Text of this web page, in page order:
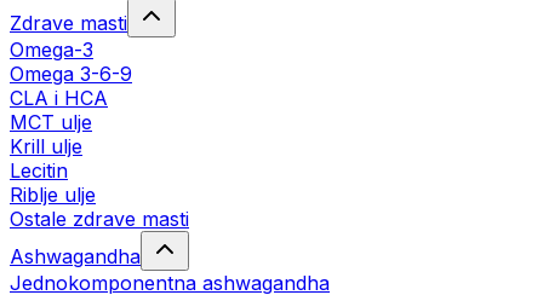
Zdrave masti
Omega-3
Omega 3-6-9
CLA i HCA
MCT ulje
Krill ulje
Lecitin
Riblje ulje
Ostale zdrave masti
Ashwagandha
Jednokomponentna ashwagandha